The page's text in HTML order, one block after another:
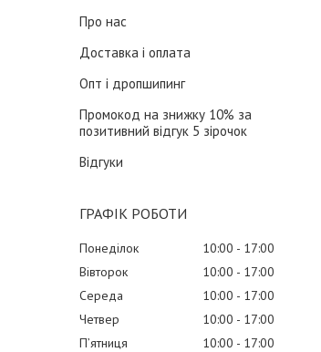
Про нас
Доставка і оплата
Опт і дропшипинг
Промокод на знижку 10% за
позитивний відгук 5 зірочок
Відгуки
ГРАФІК РОБОТИ
Понеділок 10:00
17:00
Вівторок
10:00
17:00
Середа
10:00
17:00
Четвер
10:00
17:00
Пʼятниця
10:00
17:00